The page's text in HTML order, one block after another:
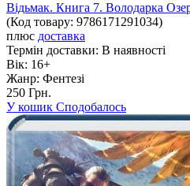
Відьмак. Книга 7. Володарка
(Код товару: 9786171291034)
плюс доставка
Термін доставки: В наявності
Вік: 16+
Жанр: Фентезі
250 Грн.
У кошик Сподобалось